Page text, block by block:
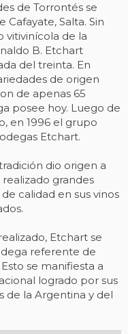
de Torrontés se
Salta. Sin
vitivinícola de la
B. Etchart
del treinta. En
de origen
de apenas 65
posee hoy. Luego de
en 1996 el grupo
Etchart.
dio origen a
grandes
calidad en sus vinos
Etchart se
referente de
se manifiesta a
logrado por sus
de la Argentina y del